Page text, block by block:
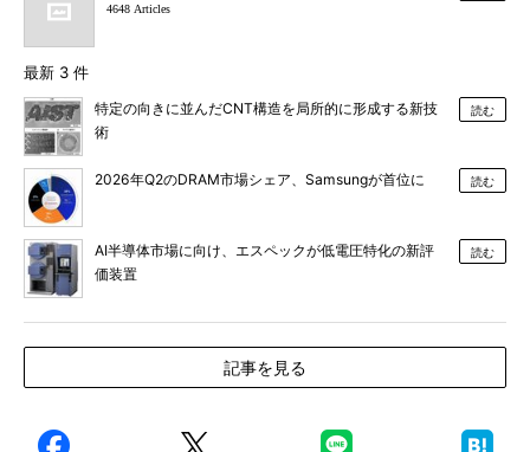
4648 Articles
最新 3 件
特定の向きに並んだCNT構造を局所的に形成する新技
術
読む
2026年Q2のDRAM市場シェア、Samsungが首位に 読む
AI半導体市場に向け、エスペックが低電圧特化の新評
価装置
読む
記事を見る